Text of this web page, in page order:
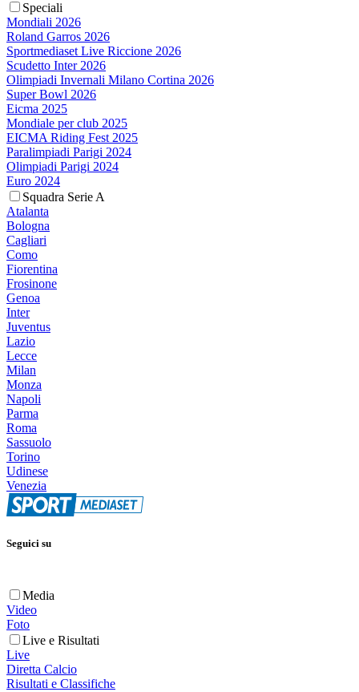
Speciali
Mondiali 2026
Roland Garros 2026
Sportmediaset Live Riccione 2026
Scudetto Inter 2026
Olimpiadi Invernali Milano Cortina 2026
Super Bowl 2026
Eicma 2025
Mondiale per club 2025
EICMA Riding Fest 2025
Paralimpiadi Parigi 2024
Olimpiadi Parigi 2024
Euro 2024
Squadra Serie A
Atalanta
Bologna
Cagliari
Como
Fiorentina
Frosinone
Genoa
Inter
Juventus
Lazio
Lecce
Milan
Monza
Napoli
Parma
Roma
Sassuolo
Torino
Udinese
Venezia
Seguici su
Media
Video
Foto
Live e Risultati
Live
Diretta Calcio
Risultati e Classifiche